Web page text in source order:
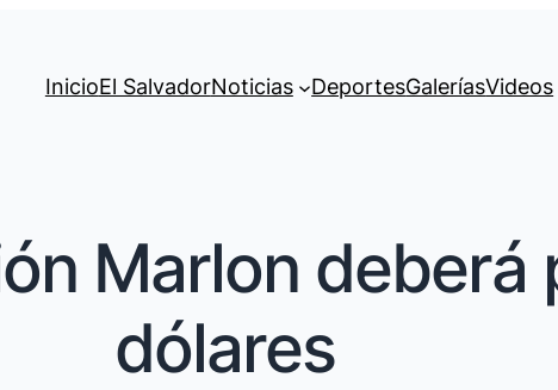
InicioEl SalvadorNoticias DeportesGaleríasVideos
Marlon deberá
dólares